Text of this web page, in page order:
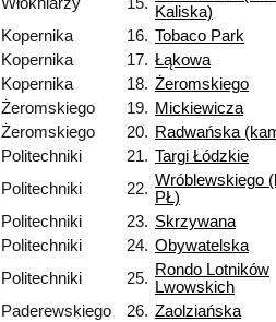
Kaliska)
Kopernika 16. Tobaco Park
Kopernika
17. Łąkowa
Kopernika
18. Żeromskiego
Żeromskiego
19. Mickiewicza
Żeromskiego
20. Radwańska
Politechniki
21. Targi Łódzkie
Politechniki
22. Wróblewskiego
PŁ)
Politechniki 23. Skrzywana
Politechniki
24. Obywatelska
Politechniki
25. Rondo Lotników
Lwowskich
Paderewskiego 26. Zaolziańska